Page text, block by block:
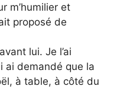
m’humilier et
proposé de
lui. Je l’ai
ai demandé que la
à table, à côté du